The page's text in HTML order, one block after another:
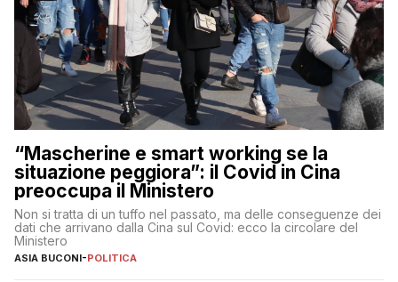
“Mascherine e smart working se la
situazione peggiora”: il Covid in Cina
preoccupa il Ministero
Non si tratta di un tuffo nel passato, ma delle conseguenze dei
dati che arrivano dalla Cina sul Covid: ecco la circolare del
Ministero
ASIA BUCONI-POLITICA